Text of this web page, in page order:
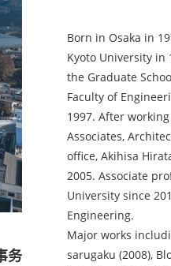
务
Born in Osaka in
Kyoto University in
the Graduate
Faculty of
1997. After
Associates,
office, Akihisa
2005. Associate
University since
Engineering.
Major works
sarugaku (2008),